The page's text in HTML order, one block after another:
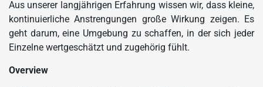
Aus unserer langjährigen Erfahrung wissen wir, dass kleine,
kontinuierliche Anstrengungen große Wirkung zeigen. Es
geht darum, eine Umgebung zu schaffen, in der sich jeder
Einzelne wertgeschätzt und zugehörig fühlt.
Overview